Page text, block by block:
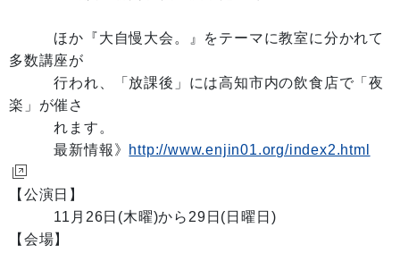
ほか『大自慢大会。』をテーマに教室に分かれて
多数講座が
行われ、「放課後」には高知市内の飲食店で「夜
楽」が催さ
れます。
最新情報》 http://www.enjin01.org/index2.html
【公演日】
11月26日(木曜)から29日(日曜日)
【会場】